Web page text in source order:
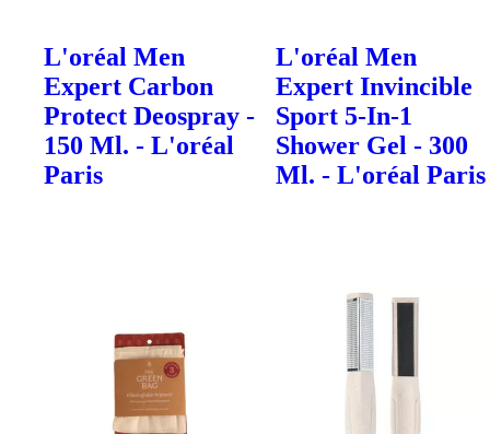
L'oréal Men
Expert Carbon
Protect Deospray -
150 Ml. - L'oréal
Paris
L'oréal Men
Expert Invincible
Sport 5-In-1
Shower Gel - 300
Ml. - L'oréal Paris